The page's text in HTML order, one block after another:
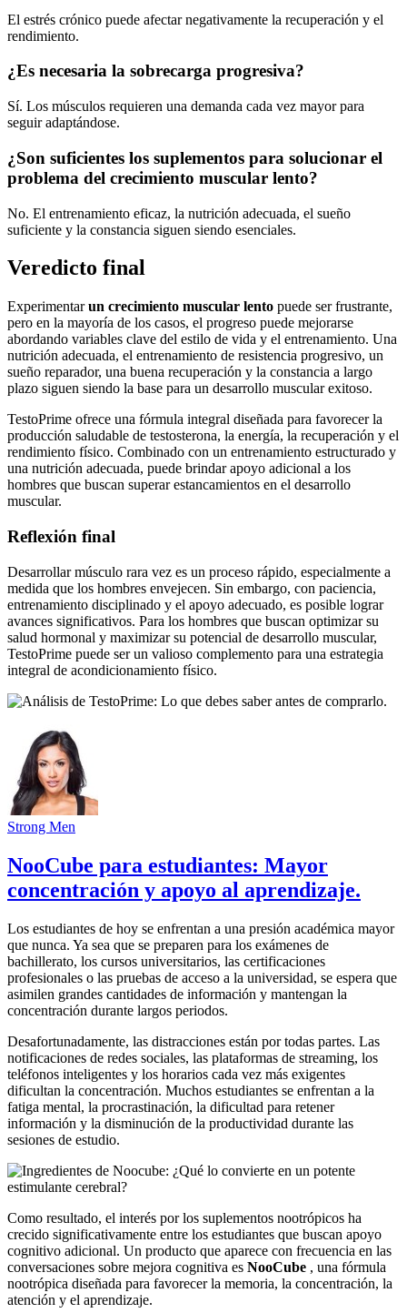
El estrés crónico puede afectar negativamente la recuperación y el
rendimiento.
¿Es necesaria la sobrecarga progresiva?
Sí. Los músculos requieren una demanda cada vez mayor para
seguir adaptándose.
¿Son suficientes los suplementos para solucionar el
problema del crecimiento muscular lento?
No. El entrenamiento eficaz, la nutrición adecuada, el sueño
suficiente y la constancia siguen siendo esenciales.
Veredicto final
Experimentarun crecimiento muscular lento puede ser frustrante,
pero en la mayoría de los casos, el progreso puede mejorarse
abordando variables clave del estilo de vida y el entrenamiento. Una
nutrición adecuada, el entrenamiento de resistencia progresivo, un
sueño reparador, una buena recuperación y la constancia a largo
plazo siguen siendo la base para un desarrollo muscular exitoso.
TestoPrime ofrece una fórmula integral diseñada para favorecer la
producción saludable de testosterona, la energía, la recuperación y el
rendimiento físico. Combinado con un entrenamiento estructurado y
una nutrición adecuada, puede brindar apoyo adicional a los
hombres que buscan superar estancamientos en el desarrollo
muscular.
Reflexión final
Desarrollar músculo rara vez es un proceso rápido, especialmente a
medida que los hombres envejecen. Sin embargo, con paciencia,
entrenamiento disciplinado y el apoyo adecuado, es posible lograr
avances significativos. Para los hombres que buscan optimizar su
salud hormonal y maximizar su potencial de desarrollo muscular,
TestoPrime puede ser un valioso complemento para una estrategia
integral de acondicionamiento físico.
Strong Men
NooCube para estudiantes: Mayor
concentración y apoyo al aprendizaje.
Los estudiantes de hoy se enfrentan a una presión académica mayor
que nunca. Ya sea que se preparen para los exámenes de
bachillerato, los cursos universitarios, las certificaciones
profesionales o las pruebas de acceso a la universidad, se espera que
asimilen grandes cantidades de información y mantengan la
concentración durante largos periodos.
Desafortunadamente, las distracciones están por todas partes. Las
notificaciones de redes sociales, las plataformas de streaming, los
teléfonos inteligentes y los horarios cada vez más exigentes
dificultan la concentración. Muchos estudiantes se enfrentan a la
fatiga mental, la procrastinación, la dificultad para retener
información y la disminución de la productividad durante las
sesiones de estudio.
Como resultado, el interés por los suplementos nootrópicos ha
crecido significativamente entre los estudiantes que buscan apoyo
cognitivo adicional. Un producto que aparece con frecuencia en las
conversaciones sobre mejora cognitiva es NooCube , una fórmula
nootrópica diseñada para favorecer la memoria, la concentración, la
atención y el aprendizaje.